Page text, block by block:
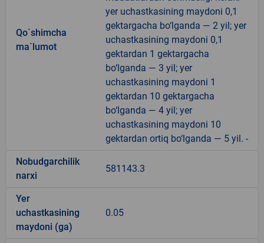
Qo`shimcha
ma`lumot
yer uchastkasining maydoni 0,1
gektargacha bo‘lganda — 2 yil; yer
uchastkasining maydoni 0,1
gektardan 1 gektargacha
bo‘lganda — 3 yil; yer
uchastkasining maydoni 1
gektardan 10 gektargacha
bo‘lganda — 4 yil; yer
uchastkasining maydoni 10
gektardan ortiq bo‘lganda — 5 yil. -
Nobudgarchilik
narxi
581143.3
Yer
uchastkasining
maydoni (ga)
0.05